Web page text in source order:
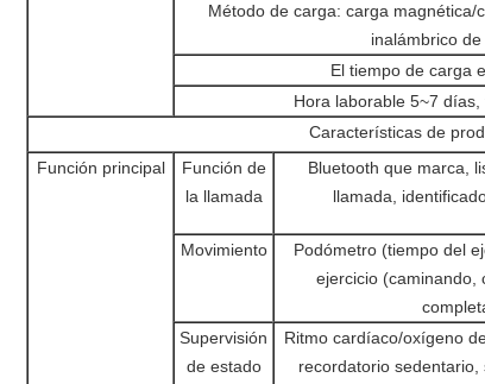
Método de carga: carga
inalámbrico
El tiempo de carga
Hora laborable 5~7
Características de
Función principal
Función de
la llamada
Bluetooth que marca,
llamada,
Movimiento
Podómetro (tiempo del
ejercicio (caminando,
Supervisión
de estado
Ritmo cardíaco/oxígeno
recordatorio